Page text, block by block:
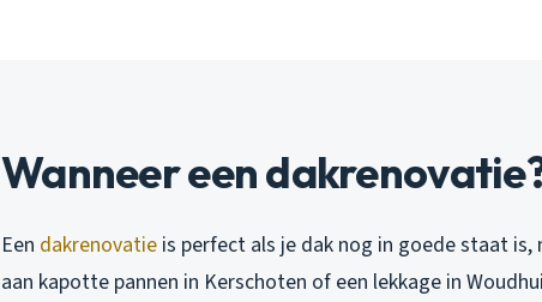
Wanneer een
Een dakrenovatie is perfect als je dak nog in goede staat is,
aan kapotte pannen in Kerschoten of een lekkage in